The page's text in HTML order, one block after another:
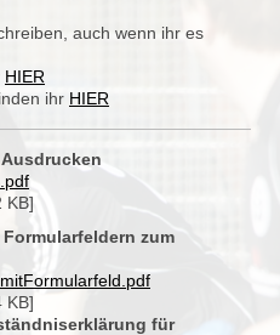
auch wenn ihr es
HIER
ihr HIER
KB]
zum
KB]
für